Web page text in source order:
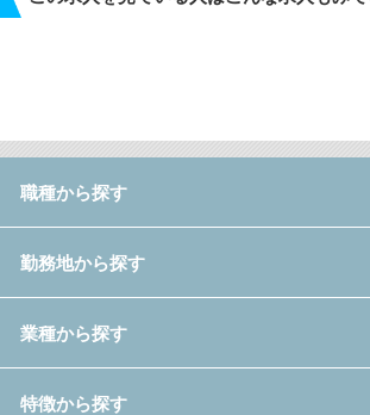
職種から探す
勤務地から探す
業種から探す
特徴から探す